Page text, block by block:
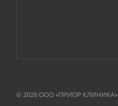
© 2026 ООО «ПРИОР КЛИНИКА»